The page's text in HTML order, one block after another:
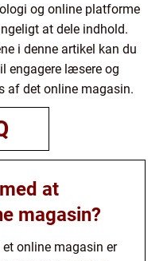
og online platforme
at dele indhold.
i denne artikel kan du
engagere læsere og
af det online magasin.
at
magasin?
online magasin er